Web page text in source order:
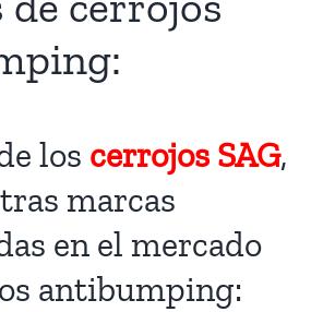
los cerrojos SAG,
marcas
en el mercado
antibumping: